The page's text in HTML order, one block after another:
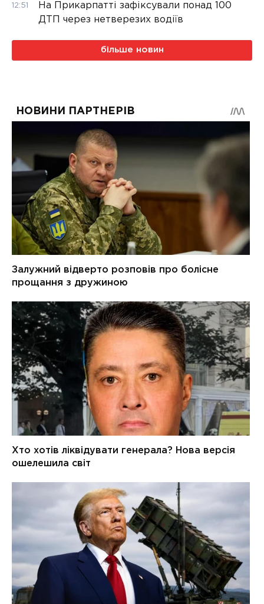
12:51
На Прикарпатті зафіксували понад 100
ДТП через нетверезих водіїв
більше новин